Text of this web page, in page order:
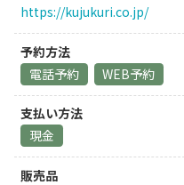
https://kujukuri.co.jp/
予約方法
電話予約
WEB予約
支払い方法
現金
販売品